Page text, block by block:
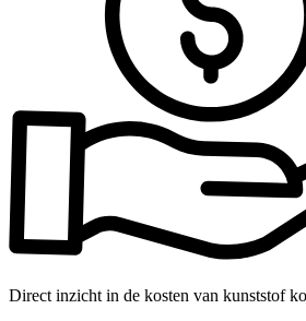
Direct inzicht in de kosten van kunststof